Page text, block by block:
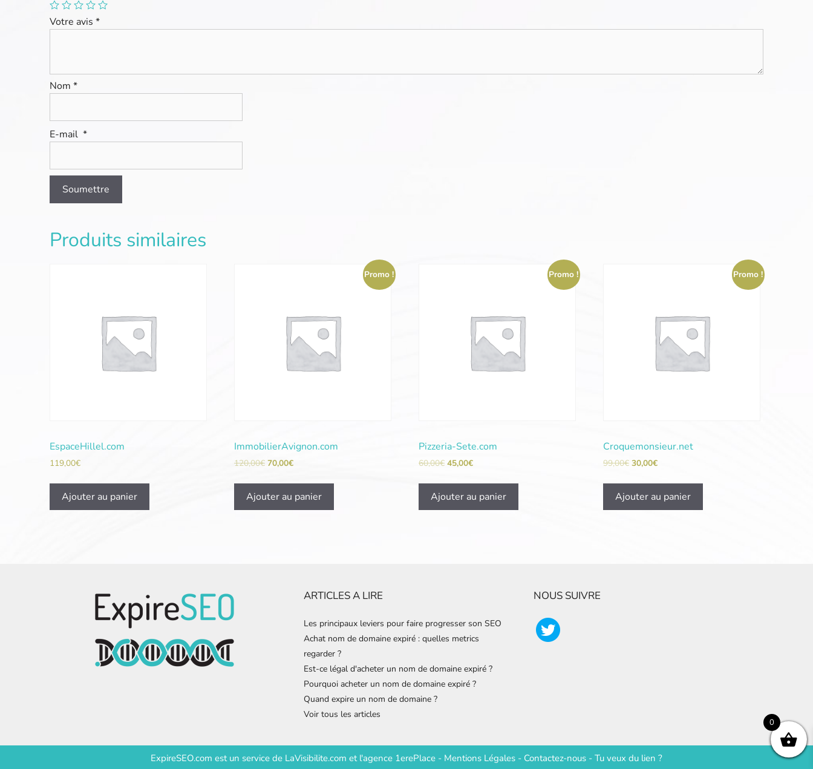
Votre avis *
Nom *
E-mail *
Produits similaires
EspaceHillel.com
119,00€
Ajouter au panier
Promo !
ImmobilierAvignon.com
120,00€ 70,00€
Ajouter au panier
Promo !
Pizzeria-Sete.com
60,00€ 45,00€
Ajouter au panier
Promo !
Croquemonsieur.net
99,00€ 30,00€
Ajouter au panier
ARTICLES A LIRE
Les principaux leviers pour faire progresser son SEO
Achat nom de domaine expiré : quelles metrics
regarder ?
Est-ce légal d'acheter un nom de domaine expiré ?
Pourquoi acheter un nom de domaine expiré ?
Quand expire un nom de domaine ?
Voir tous les articles
NOUS SUIVRE
ExpireSEO.com est un service de LaVisibilite.com etl'agence 1erePlace - Mentions Légales - Contactez-nous - Tu veux du lien ?
0